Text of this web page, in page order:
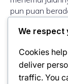
pun puan
Ada orang kita
Ada orang kita
Ada orang
Pada diri puan
We respect
Cookies
deliver
traffic. You